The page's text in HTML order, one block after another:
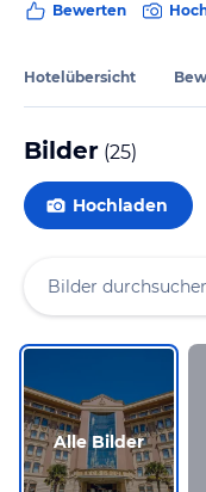
Bewerten
Hotelübersicht
Bilder (25)
Hochladen
Alle Bilder